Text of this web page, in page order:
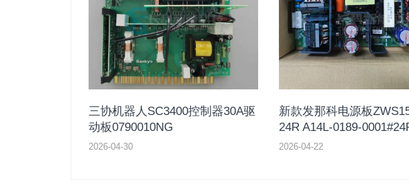
三协机器人SC3400控制器30A驱
动板0790010NG
2026-04-30
新款发那科电源板
24R A14L-0189-
2026-04-22